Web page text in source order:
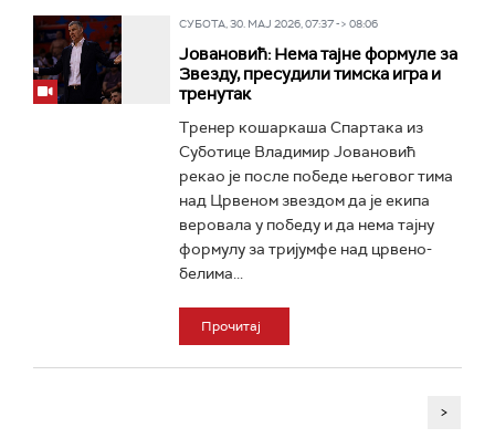
СУБОТА, 30. МАЈ 2026, 07:37 -> 08:06
Јовановић: Нема тајне формуле за
Звезду, пресудили тимска игра и
тренутак
Тренер кошаркаша Спартака из
Суботице Владимир Јовановић
рекао је после победе његовог тима
над Црвеном звездом да је екипа
веровала у победу и да нема тајну
формулу за тријумфе над црвено-
белима...
Прочитај
>